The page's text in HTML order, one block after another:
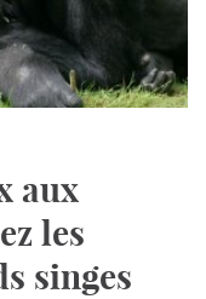
aux
les
singes